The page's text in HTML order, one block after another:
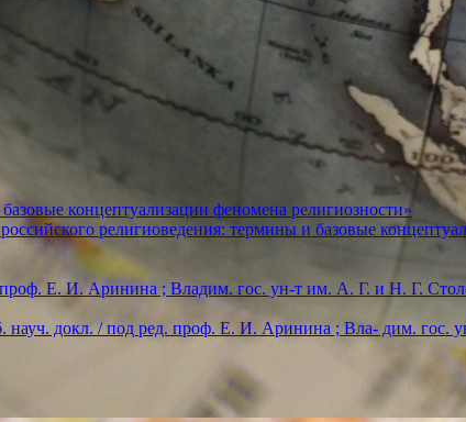
концептуализации феномена религиозности»
религиоведения: термины и базовые
проф. Е. И. Аринина ; Владим. гос. ун-т им. А. Г. и Н. Г.
науч. докл. / под ред. проф. Е. И. Аринина ; Вла- дим. гос.